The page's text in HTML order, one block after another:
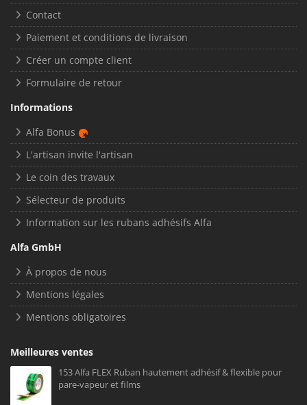
Contact
Paiement et conditions de livraison
Créer un compte client
Formulaire de retour
Informations
Alfa Bonus
L'artisan invite l'artisan
Le coin des travaux
Sélecteur de produits
Information sur les rubans adhésifs Alfa
Alfa GmbH
À propos de nous
Mentions légales
Mentions obligatoires
Meilleures ventes
153 Alfa FLEX Ruban hautement adhésif & flexible pour
pare-vapeur et films